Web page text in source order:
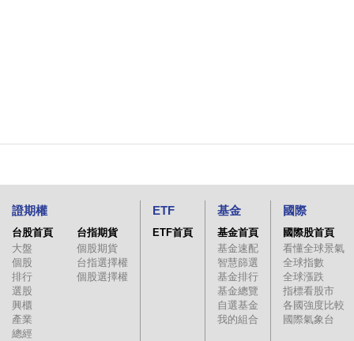
證期權
台股首頁
大盤
個股
排行
選股
興櫃
產業
總經
台指期貨
個股期貨
台指選擇權
個股選擇權
ETF
ETF首頁
基金
基金首頁
基金速配
智慧篩選
基金排行
基金總覽
自選基金
我的組合
國際
國際股首頁
看懂全球景氣
全球指數
全球漲跌
指標看股市
各國強度比較
國際氣象台